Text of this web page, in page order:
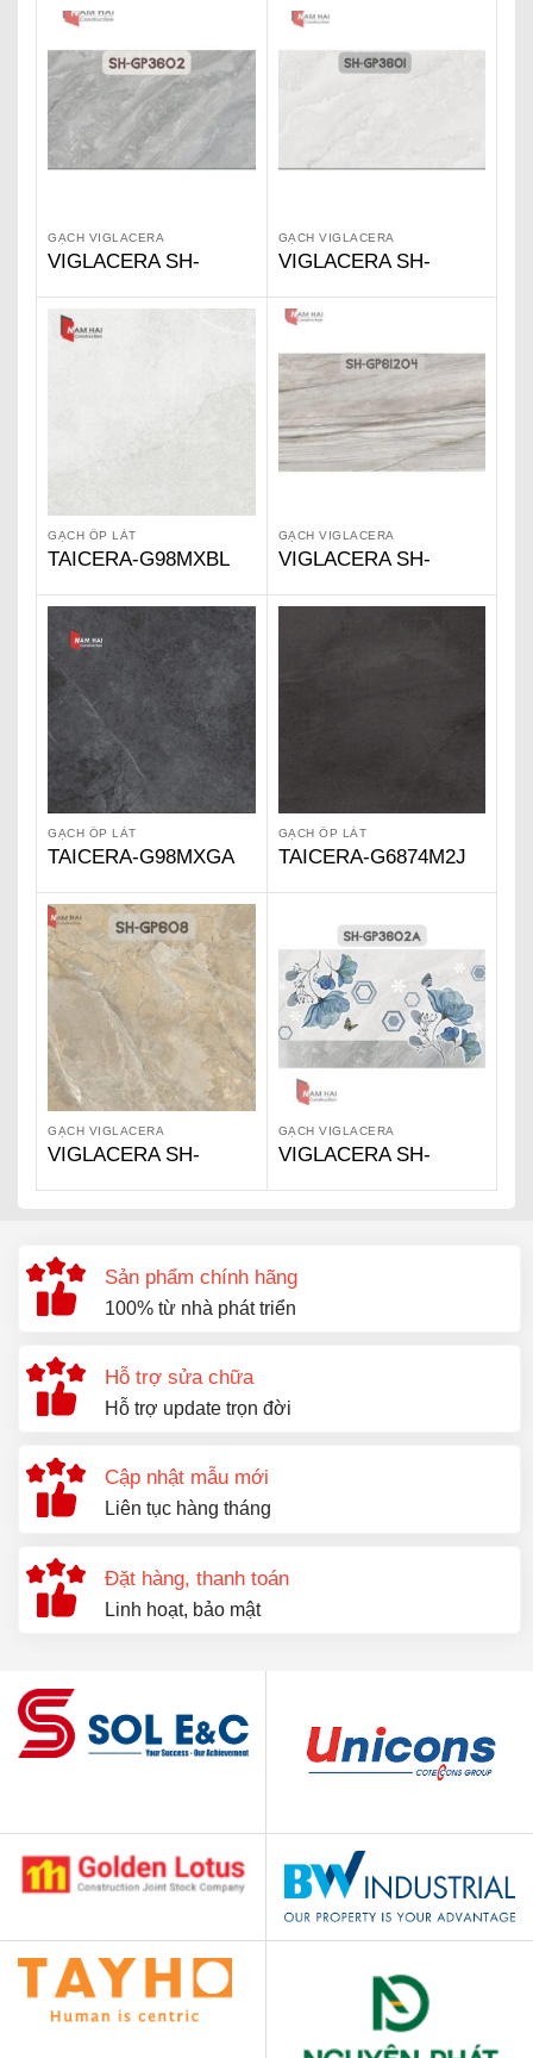
GẠCH VIGLACERA
VIGLACERA SH-
GẠCH VIGLACERA
VIGLACERA SH-
GẠCH ỐP LÁT
TAICERA-G98MXBL
GẠCH VIGLACERA
VIGLACERA SH-
GẠCH ỐP LÁT
TAICERA-G98MXGA
GẠCH ỐP LÁT
TAICERA-G6874M2J
GẠCH VIGLACERA
VIGLACERA SH-
GẠCH VIGLACERA
VIGLACERA SH-
Sản phẩm chính hãng
100% từ nhà phát triển
Hỗ trợ sửa chữa
Hỗ trợ update trọn đời
Cập nhật mẫu mới
Liên tục hàng tháng
Đặt hàng, thanh toán
Linh hoạt, bảo mật